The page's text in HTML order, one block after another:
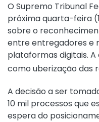
O Supremo Tribunal
próxima quarta-feira
sobre o
entre entregadores e
plataformas digitais.
como uberização das
A decisão a ser
10 mil processos que
espera do